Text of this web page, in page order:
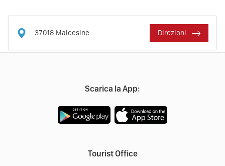
37018 Malcesine Direzioni
Scarica la App:
Tourist Office